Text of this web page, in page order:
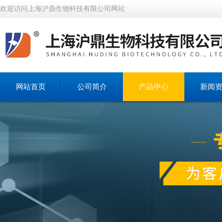
欢迎访问上海沪鼎生物科技有限公司网站
网站首页 公司简介 产品中心 新闻